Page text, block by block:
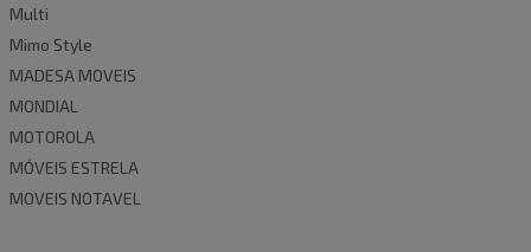
Multi
Mimo Style
MADESA MOVEIS
MONDIAL
MOTOROLA
MÓVEIS ESTRELA
MOVEIS NOTAVEL